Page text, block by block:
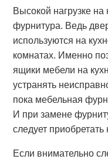
Высокой нагрузке на
фурнитура. Ведь
используются на
комнатах. Именно
ящики мебели на
устранять
пока мебельная
И при замене
следует
Если внимательно